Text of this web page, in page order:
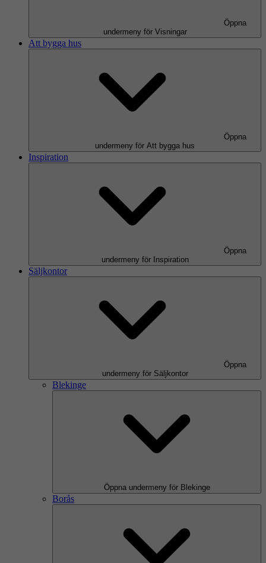
Öppna
undermeny för Visningar
Att bygga hus
Öppna
undermeny för Att bygga hus
Inspiration
Öppna
undermeny för Inspiration
Säljkontor
Öppna
undermeny för Säljkontor
Blekinge
Öppna undermeny för Blekinge
Borås